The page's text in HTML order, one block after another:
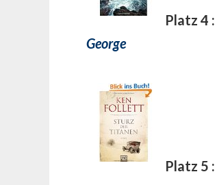
Platz 4 :
George
Platz 5 :